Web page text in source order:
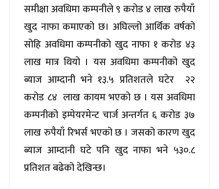
समीक्षा अवधिमा कम्पनीले ९ करोड ४ लाख रुपैयाँ
खुद नाफा कमाएको छ। अघिल्लो आर्थिक वर्षको
सोहि अवधिमा कम्पनीको खुद नाफा १ करोड ४३
लाख मात्र थियो । यस अवधिमा कम्पनीको खुद
ब्याज आम्दानी भने १३.५ प्रतिशतले घटेर २२
करोड ८४ लाख कायम भएको छ । यस अवधिमा
कम्पनीको इम्पेयरमेन्ट चार्ज अन्तर्गत ६ करोड ३७
लाख रुपैयाँ रिभर्स भएको छ । जसको कारण खुद
ब्याज आम्दानी घटे पनि खुद नाफा भने ५३०.८
प्रतिशत बढेको देखिन्छ।